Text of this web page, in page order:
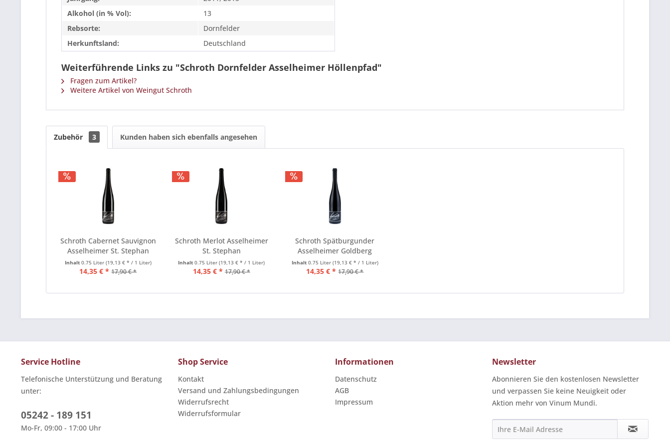
Alkohol (in % Vol):
13
Rebsorte:
Dornfelder
Herkunftsland:
Deutschland
Weiterführende Links zu "Schroth Dornfelder Asselheimer Höllenpfad"
Fragen zum Artikel?
Weitere Artikel von Weingut Schroth
Zubehör 3 Kunden haben sich ebenfalls angesehen
Schroth Cabernet Sauvignon
Asselheimer St. Stephan
Inhalt 0.75 Liter (19,13 € * / 1 Liter)
14,35 € * 17,90 € *
Schroth Merlot Asselheimer
St. Stephan
Inhalt0.75 Liter(19,13 € * / 1 Liter)
14,35 € * 17,90 € *
Schroth Spätburgunder
Asselheimer Goldberg
Inhalt 0.75 Liter (19,13 € * / 1 Liter)
14,35 € * 17,90 € *
Service Hotline
Telefonische Unterstützung und Beratung
unter:
05242 - 189 151
Mo-Fr, 09:00 - 17:00 Uhr
Shop Service
Kontakt
Versand und Zahlungsbedingungen
Widerrufsrecht
Widerrufsformular
Informationen
Datenschutz
AGB
Impressum
Newsletter
Abonnieren Sie den kostenlosen Newsletter
und verpassen Sie keine Neuigkeit oder
Aktion mehr von Vinum Mundi.